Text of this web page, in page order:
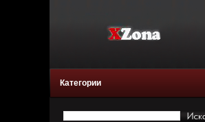
Категории